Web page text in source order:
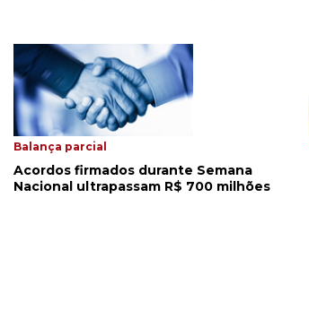
Balança parcial
Acordos firmados durante Semana
Nacional ultrapassam R$ 700 milhões